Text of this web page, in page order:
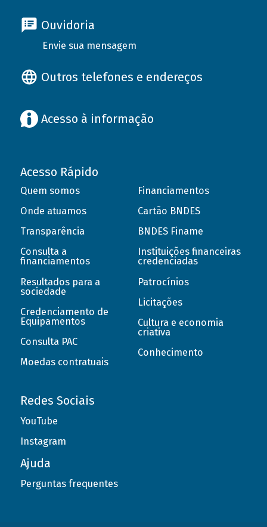
Ouvidoria
Envie sua mensagem
Outros telefones e endereços
Acesso à informação
Acesso Rápido
Quem somos
Onde atuamos
Transparência
Consulta a
financiamentos
Resultados para a
sociedade
Credenciamento de
Equipamentos
Consulta PAC
Moedas contratuais
Financiamentos
Cartão BNDES
BNDES Finame
Instituições financeiras
credenciadas
Patrocínios
Licitações
Cultura e economia
criativa
Conhecimento
Redes Sociais
YouTube
Instagram
Ajuda
Perguntas frequentes